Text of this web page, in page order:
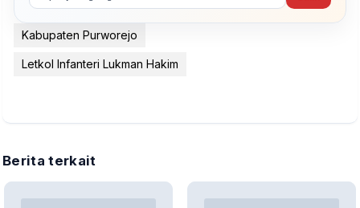
Kabupaten Purworejo
Letkol Infanteri Lukman Hakim
Berita terkait